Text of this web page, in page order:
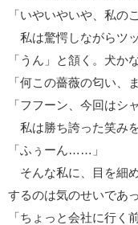
「いやいやいや、私の
私は驚愕しながらツ
「うん」と頷く。犬か
「何この薔薇の匂い、
「フフーン、今回はシ
私は勝ち誇った笑みを
「ふぅーん……」
そんな私に、目を細
するのは気のせいであ
「ちょっと会社に行く